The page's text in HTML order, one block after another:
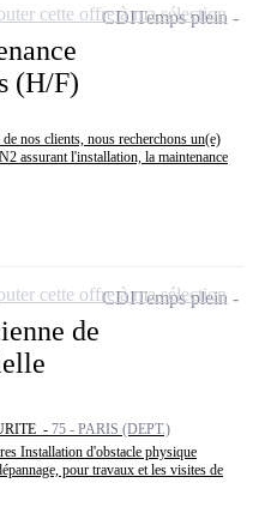
(H/F)
nos clients, nous recherchons un(e)
assurant l'installation, la maintenance
CDITemps plein
cette offre à ma sélection
de
- 75 - PARIS (DEPT.)
Installation d'obstacle physique
pour travaux et les visites de
CDITemps plein
cette offre à ma sélection